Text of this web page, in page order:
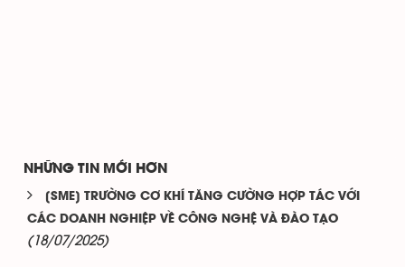
NHỮNG TIN MỚI HƠN
[SME] TRƯỜNG CƠ KHÍ TĂNG CƯỜNG HỢP TÁC VỚI
CÁC DOANH NGHIỆP VỀ CÔNG NGHỆ VÀ ĐÀO TẠO
(18/07/2025)